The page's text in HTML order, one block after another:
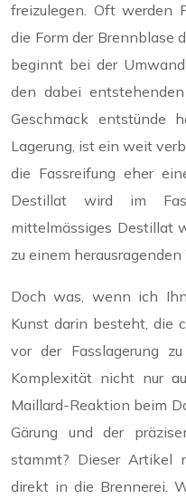
freizulegen. Oft werden
die Form der Brennblase
beginnt bei der
den dabei
Geschmack entstünde
Lagerung, ist ein weit
die Fassreifung eher
Destillat wird im
mittelmässiges Destillat
zu einem
Doch was, wenn ich
Kunst darin besteht, die
vor der Fasslagerung
Komplexität nicht nur
Maillard-Reaktion beim
Gärung und der
stammt? Dieser Artikel
direkt in die Brennerei.